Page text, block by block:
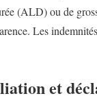
(ALD) ou de
Les
et